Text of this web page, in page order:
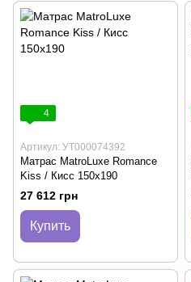
4
Артикул: УТ000074392
Матрас MatroLuxe Romance
Kiss / Кисс 150х190
27 612 грн
Купить